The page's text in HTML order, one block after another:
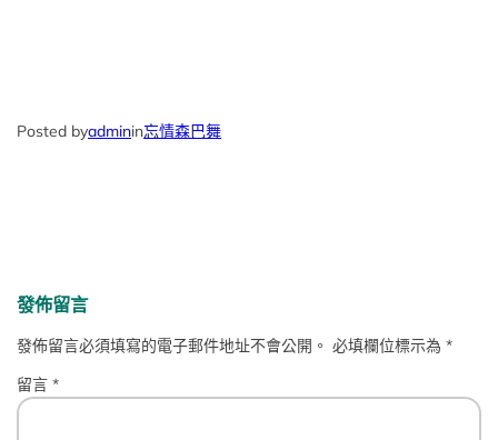
Posted byadminin忘情森巴舞
發佈留言
發佈留言必須填寫的電子郵件地址不會公開。 必填欄位標示為*
留言*